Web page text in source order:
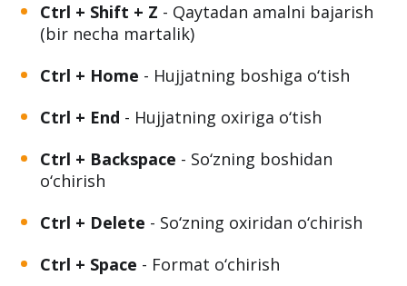
Ctrl + Shift + Z - Qaytadan amalni bajarish
(bir necha martalik)
Ctrl + Home - Hujjatning boshiga o‘tish
Ctrl + End - Hujjatning oxiriga o‘tish
Ctrl + Backspace - So‘zning boshidan
o‘chirish
Ctrl + Delete - So‘zning oxiridan o‘chirish
Ctrl + Space - Format o‘chirish